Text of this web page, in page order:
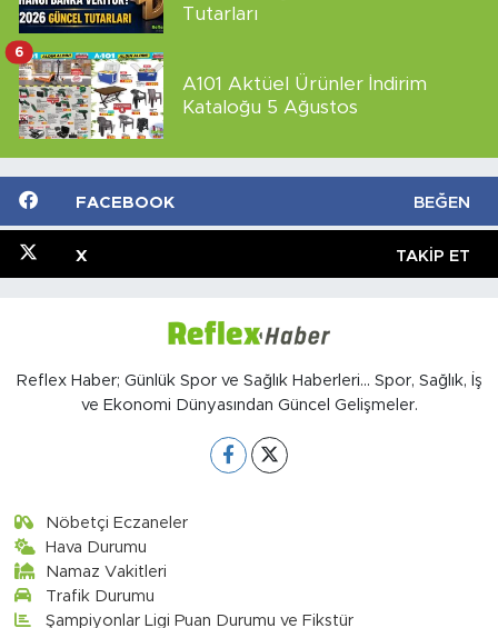
Tutarları
A101 Aktüel Ürünler İndirim
Kataloğu 5 Ağustos
6
FACEBOOK BEĞEN
X TAKIP ET
Reflex Haber; Günlük Spor ve Sağlık Haberleri... Spor, Sağlık, İş
ve Ekonomi Dünyasından Güncel Gelişmeler.
Nöbetçi Eczaneler
Hava Durumu
Namaz Vakitleri
Trafik Durumu
Şampiyonlar Ligi Puan Durumu ve Fikstür